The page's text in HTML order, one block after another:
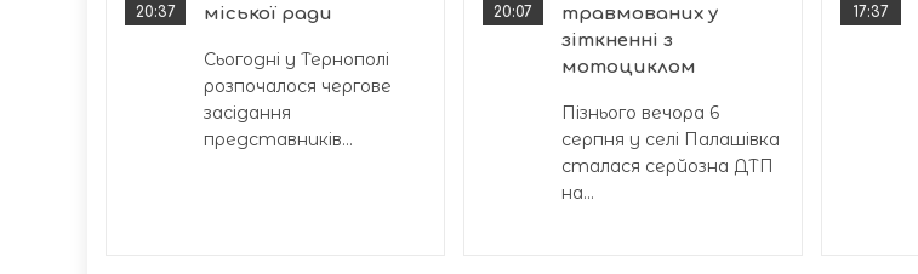
20:37
міської ради
Сьогодні у Тернополі
розпочалося чергове
засідання
представників...
20:07
травмованих у
зіткненні з
мотоциклом
Пізнього вечора 6
серпня у селі Палашівка
сталася серйозна ДТП
на...
17:37